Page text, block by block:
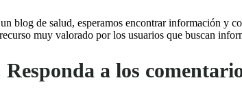
blog de salud, esperamos encontrar información y
muy valorado por los usuarios que buscan
Responda a los